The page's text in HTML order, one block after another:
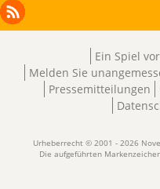
Facebook
Instagram
X
LinkedIn
RSS
Ein Spiel
Melden Sie
Pressemitteilungen
Urheberrecht © 2001 - 2026
Die aufgeführten